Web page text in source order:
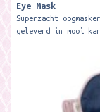
Eye Mask
Superzacht
geleverd in mooi